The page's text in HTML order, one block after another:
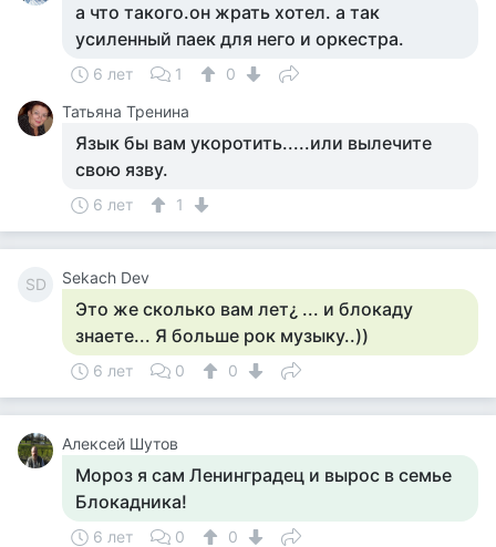
а что такого.он жрать хотел. а так
усиленный паек для него и оркестра.
6 лет 1
0
Татьяна Тренина
Язык бы вам укоротить.....или вылечите
свою язву.
6 лет 1
SD Sekach Dev
Это же сколько вам лет¿ ... и блокаду
знаете... Я больше рок музыку..))
6 лет 0 0
Алексей Шутов
Мороз я сам Ленинградец и вырос в семье
Блокадника!
6 лет 0 0